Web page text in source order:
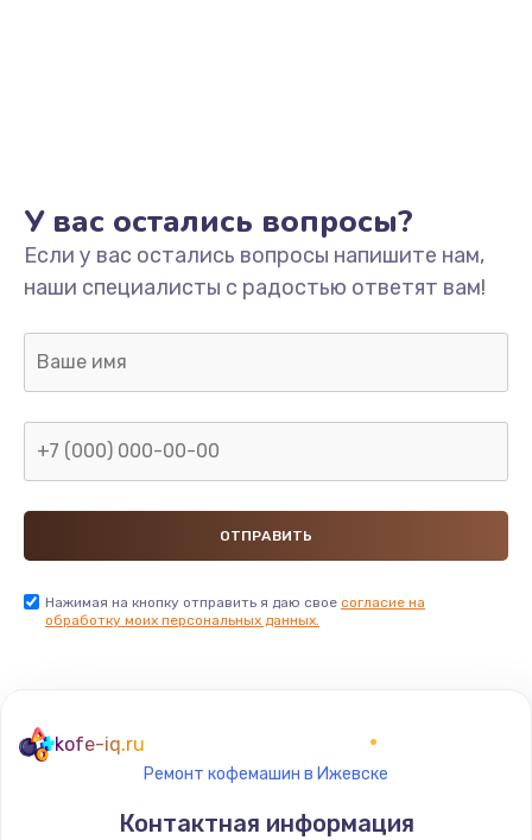
2000 руб.
Заказать
Ремонт разъема SIM-карты
Заказать
Устранение ошибок
2000 руб.
У вас остались вопросы?
Если у вас остались вопросы напишите нам,
наши специалисты с радостью ответят вам!
Нажимая на кнопку отправить я даю свое согласие на
обработку моих персональных данных.
kofe-iq.ru
Ремонт кофемашин в Ижевске
Контактная информация